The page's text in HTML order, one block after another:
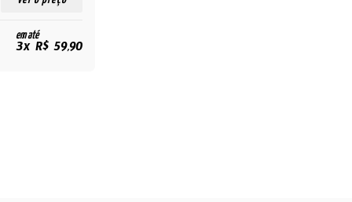
em até
3x R$ 59,90